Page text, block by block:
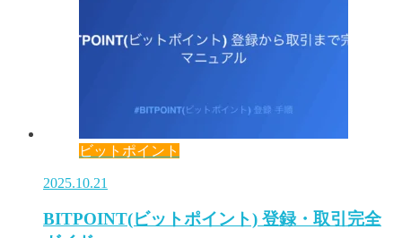
ビットポイント
2025.10.21
BITPOINT(ビットポイント) 登録・取引完全